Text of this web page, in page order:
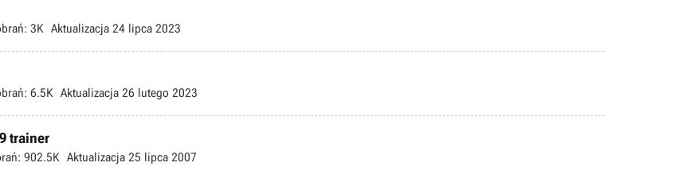
3K Aktualizacja 24 lipca 2023
6.5K Aktualizacja 26 lutego 2023
trainer
902.5K Aktualizacja 25 lipca 2007